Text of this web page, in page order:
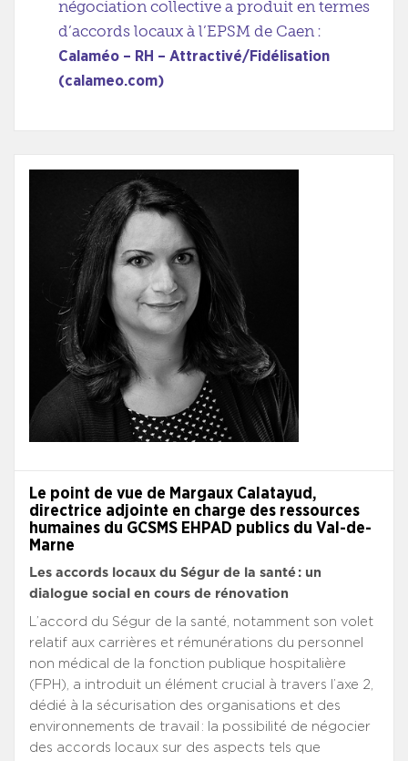
négociation collective a produit en termes
d’accords locaux à l’EPSM de Caen :
Calaméo – RH – Attractivé/Fidélisation
(calameo.com)
Le point de vue de Margaux Calatayud,
directrice adjointe en charge des ressources
humaines du GCSMS EHPAD publics du Val-de-
Marne
Les accords locaux du Ségur de la santé : un
dialogue social en cours de rénovation
L’accord du Ségur de la santé, notamment son volet
relatif aux carrières et rémunérations du personnel
non médical de la fonction publique hospitalière
(FPH), a introduit un élément crucial à travers l’axe 2,
dédié à la sécurisation des organisations et des
environnements de travail : la possibilité de négocier
des accords locaux sur des aspects tels que